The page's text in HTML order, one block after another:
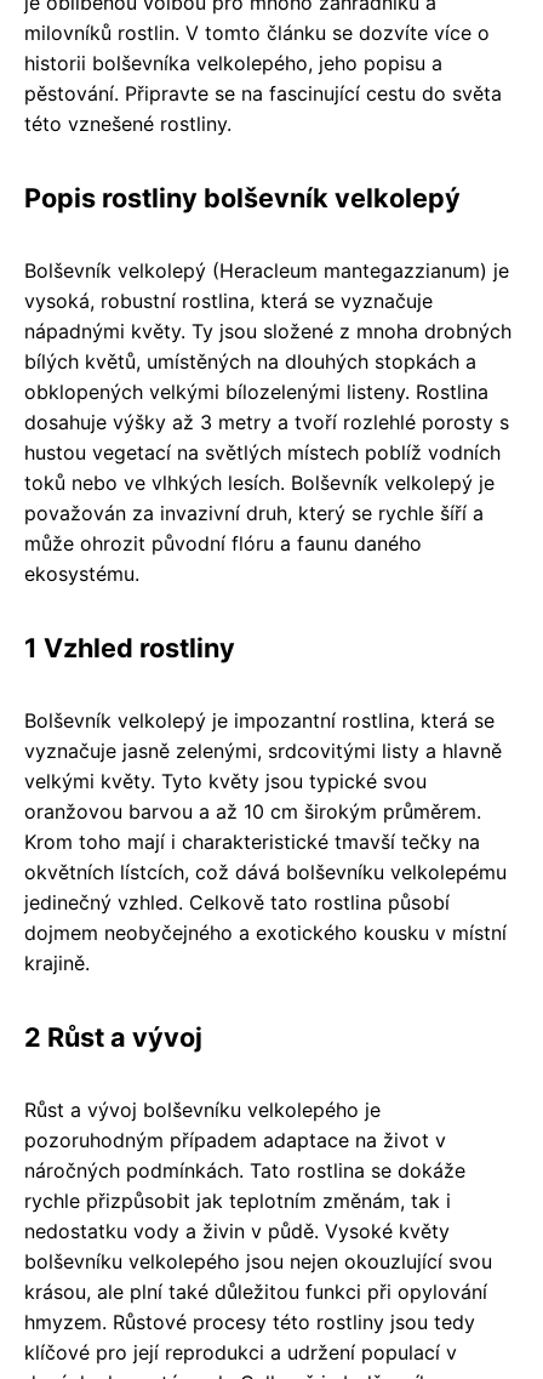
milovníků rostlin. V tomto článku se dozvíte více o
historii bolševníka velkolepého, jeho popisu a
pěstování. Připravte se na fascinující cestu do světa
této vznešené rostliny.
Popis rostliny bolševník velkolepý
Bolševník velkolepý (Heracleum mantegazzianum) je
vysoká, robustní rostlina, která se vyznačuje
nápadnými květy. Ty jsou složené z mnoha drobných
bílých květů, umístěných na dlouhých stopkách a
obklopených velkými bílozelenými listeny. Rostlina
dosahuje výšky až 3 metry a tvoří rozlehlé porosty s
hustou vegetací na světlých místech poblíž vodních
toků nebo ve vlhkých lesích. Bolševník velkolepý je
považován za invazivní druh, který se rychle šíří a
může ohrozit původní flóru a faunu daného
ekosystému.
1 Vzhled rostliny
Bolševník velkolepý je impozantní rostlina, která se
vyznačuje jasně zelenými, srdcovitými listy a hlavně
velkými květy. Tyto květy jsou typické svou
oranžovou barvou a až 10 cm širokým průměrem.
Krom toho mají i charakteristické tmavší tečky na
okvětních lístcích, což dává bolševníku velkolepému
jedinečný vzhled. Celkově tato rostlina působí
dojmem neobyčejného a exotického kousku v místní
krajině.
2 Růst a vývoj
Růst a vývoj bolševníku velkolepého je
pozoruhodným případem adaptace na život v
náročných podmínkách. Tato rostlina se dokáže
rychle přizpůsobit jak teplotním změnám, tak i
nedostatku vody a živin v půdě. Vysoké květy
bolševníku velkolepého jsou nejen okouzlující svou
krásou, ale plní také důležitou funkci při opylování
hmyzem. Růstové procesy této rostliny jsou tedy
klíčové pro její reprodukci a udržení populací v